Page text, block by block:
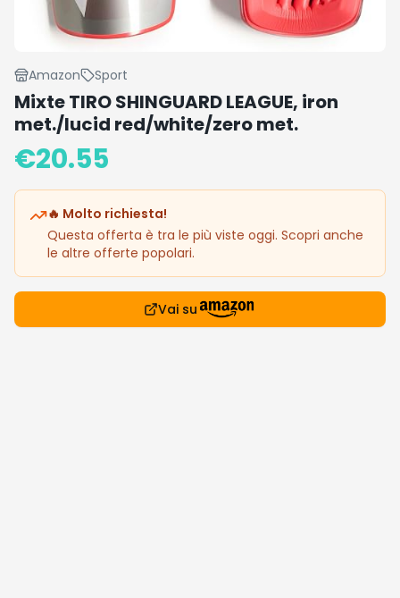
Amazon Sport
Mixte TIRO SHINGUARD LEAGUE, iron
met./lucid red/white/zero met.
€20.55
🔥 Molto richiesta!
Questa offerta è tra le più viste oggi. Scopri anche
le altre offerte popolari.
Vai su